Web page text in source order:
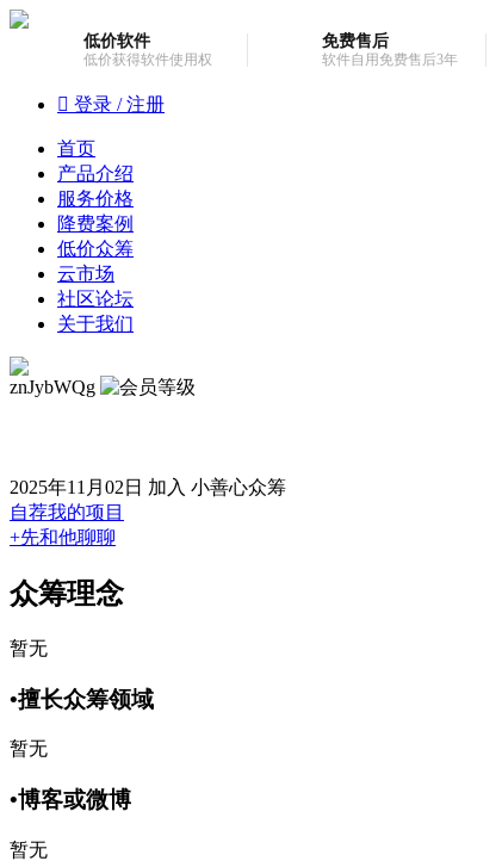
低价软件
低价获得软件使用权
免费售后
软件自用免费售后3年
 登录 /注册
首页
产品介绍
服务价格
降费案例
低价众筹
云市场
社区论坛
关于我们
znJybWQg
2025年11月02日 加入 小善心众筹
自荐我的项目
+先和他聊聊
众筹理念
暂无
•擅长众筹领域
暂无
•博客或微博
暂无